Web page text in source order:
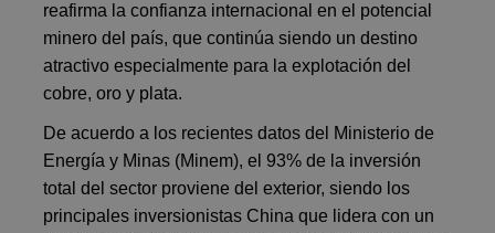
reafirma la confianza internacional en el potencial
minero del país, que continúa siendo un destino
atractivo especialmente para la explotación del
cobre, oro y plata.
De acuerdo a los recientes datos del Ministerio de
Energía y Minas (Minem), el 93% de la inversión
total del sector proviene del exterior, siendo los
principales inversionistas China que lidera con un